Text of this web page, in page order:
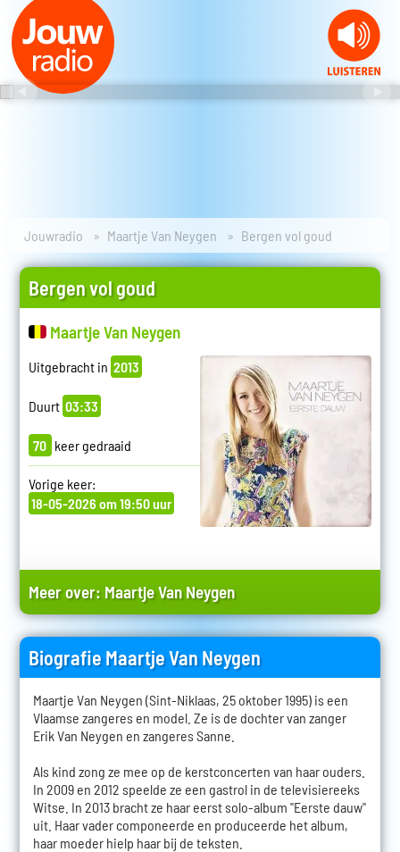
Jouwradio Maartje Van Neygen Bergen vol goud
Bergen vol goud
Maartje Van Neygen
Uitgebracht in 2013
Duurt 03:33
70 keer gedraaid
Vorige keer:
18-05-2026 om 19:50 uur
Meer over: Maartje Van Neygen
Biografie Maartje Van Neygen
Maartje Van Neygen (Sint-Niklaas, 25 oktober 1995) is een
Vlaamse zangeres en model. Ze is de dochter van zanger
Erik Van Neygen en zangeres Sanne.
Als kind zong ze mee op de kerstconcerten van haar ouders.
In 2009 en 2012 speelde ze een gastrol in de televisiereeks
Witse. In 2013 bracht ze haar eerst solo-album "Eerste dauw"
uit. Haar vader componeerde en produceerde het album,
haar moeder hielp haar bij de teksten.